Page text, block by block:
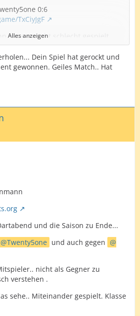
bis demnächst 👋
0:6
TxCiyJgF
hat gar nicht schlecht gespielt,
4 bei über 70%Doppelquote🫨
für mich!
bis demnächst 👋
Alles anzeigen
Dein Spiel hat gerockt und
gewonnen. Geiles Match.. Hat
und die Saison zu Ende...
Twenty5one und auch gegen
nicht als Gegner zu
verstehen .
sehe.. Miteinander gespielt. Klasse